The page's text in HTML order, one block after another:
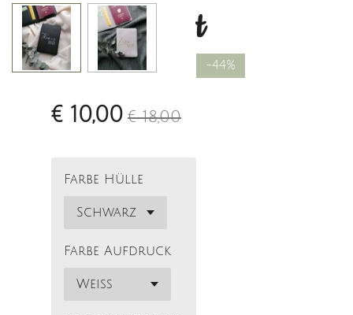
t
-44%
€ 10,00 € 18,00
Farbe Hülle
Farbe Aufdruck